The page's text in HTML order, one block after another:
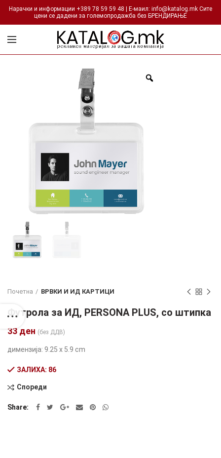
Нарачки и информации +389 78 59 59 48 | Е-маил: info@katalog.mk Сите
цени се дадени за големопродажба без БРЕНДИРАЊЕ
Почетна ВРВКИ И ИД КАРТИЦИ
Футрола за ИД, PERSONA PLUS, со штипка
33 ден (без ДДВ)
димензија: 9.25 x 5.9 cm
ЗАЛИХА: 86
Alternative:
Спореди
Share